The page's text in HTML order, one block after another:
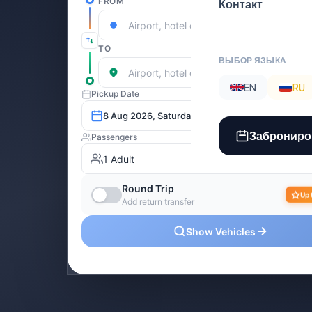
Контакт
ВЫБОР ЯЗЫКА
EN RU